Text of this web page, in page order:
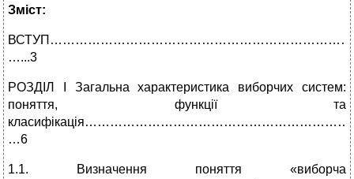
Зміст:
…...3
РОЗДІЛ І Загальна характеристика виборчих систем:
поняття, функції та
…6
1.1. Визначення поняття «виборча